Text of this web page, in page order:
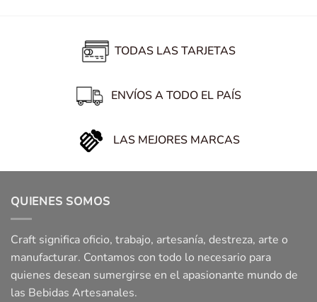
TODAS LAS TARJETAS
ENVÍOS A TODO EL PAÍS
LAS MEJORES MARCAS
QUIENES SOMOS
Craft significa oficio, trabajo, artesanía, destreza, arte o
manufacturar. Contamos con todo lo necesario para
quienes desean sumergirse en el apasionante mundo de
las Bebidas Artesanales.